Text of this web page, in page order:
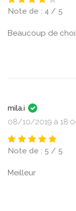
Note de : 4 / 5
Beaucoup de
mila.i
08/10/2019 à
Note de : 5 / 5
Meilleur